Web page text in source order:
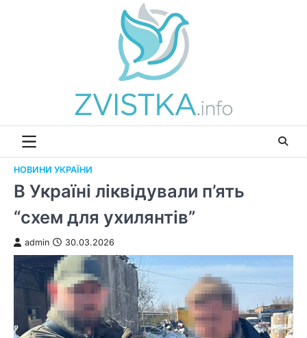
НОВИНИ УКРАЇНИ
В Україні ліквідували п’ять
“схем для ухилянтів”
admin 30.03.2026